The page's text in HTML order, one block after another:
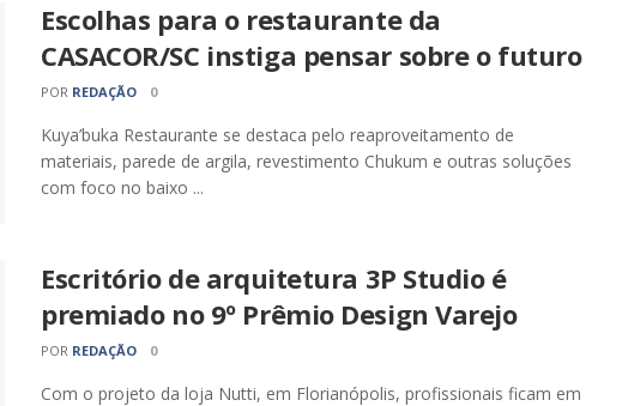
Escolhas para o restaurante da
CASACOR/SC instiga pensar sobre o futuro
POR REDAÇÃO 0
Kuya’buka Restaurante se destaca pelo reaproveitamento de
materiais, parede de argila, revestimento Chukum e outras soluções
com foco no baixo ...
Escritório de arquitetura 3P Studio é
premiado no 9º Prêmio Design Varejo
POR REDAÇÃO 0
Com o projeto da loja Nutti, em Florianópolis, profissionais ficam em